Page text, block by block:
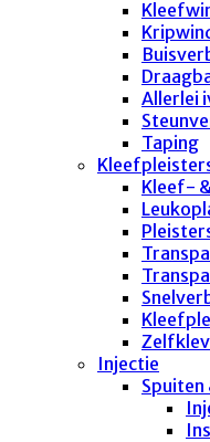
Allerlei
Taping
Kleef-
Injectie
Spuiten